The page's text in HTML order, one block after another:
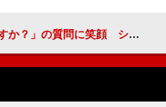
顔 シュワちゃんと初対面した仲里依紗は…